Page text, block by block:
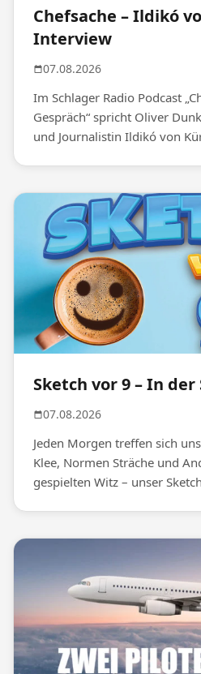
Chefsache – Ildikó
Interview
07.08.2026
Im Schlager Radio Podcast
Gespräch“ spricht Oliver
und Journalistin Ildikó von
Sketch vor 9 – In der
07.08.2026
Jeden Morgen treffen sich
Klee, Normen Sträche und
gespielten Witz – unser